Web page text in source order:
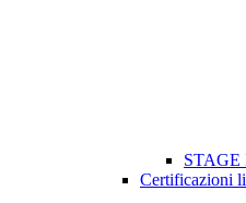
Certificazioni